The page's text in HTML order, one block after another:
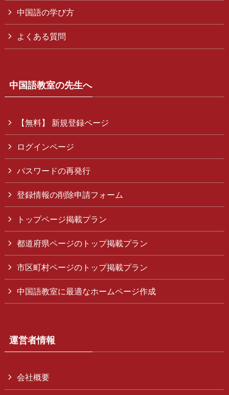
中国語の学び方
よくある質問
中国語教室の先生へ
【無料】 新規登録ページ
ログインページ
パスワードの再発行
登録情報の削除申請フォーム
トップページ掲載プラン
都道府県ページのトップ掲載プラン
市区町村ページのトップ掲載プラン
中国語教室に最適なホームページ作成
運営者情報
会社概要